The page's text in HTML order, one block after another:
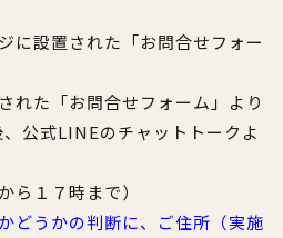
に設置された「お問合せフォー
れた「お問合せフォーム」より
公式LINEのチャットトークよ
１７時まで）
どうかの判断に、ご住所（実施